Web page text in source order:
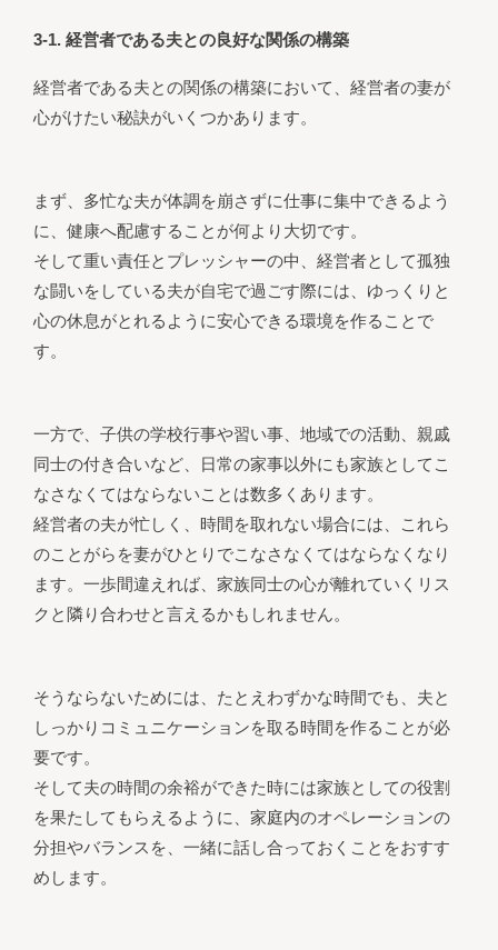
3-1. 経営者である夫との良好な関係の構築
経営者である夫との関係の構築において、経営者の妻が
心がけたい秘訣がいくつかあります。
まず、多忙な夫が体調を崩さずに仕事に集中できるよう
に、健康へ配慮することが何より大切です。
そして重い責任とプレッシャーの中、経営者として孤独
な闘いをしている夫が自宅で過ごす際には、ゆっくりと
心の休息がとれるように安心できる環境を作ることで
す。
一方で、子供の学校行事や習い事、地域での活動、親戚
同士の付き合いなど、日常の家事以外にも家族としてこ
なさなくてはならないことは数多くあります。
経営者の夫が忙しく、時間を取れない場合には、これら
のことがらを妻がひとりでこなさなくてはならなくなり
ます。一歩間違えれば、家族同士の心が離れていくリス
クと隣り合わせと言えるかもしれません。
そうならないためには、たとえわずかな時間でも、夫と
しっかりコミュニケーションを取る時間を作ることが必
要です。
そして夫の時間の余裕ができた時には家族としての役割
を果たしてもらえるように、家庭内のオペレーションの
分担やバランスを、一緒に話し合っておくことをおすす
めします。